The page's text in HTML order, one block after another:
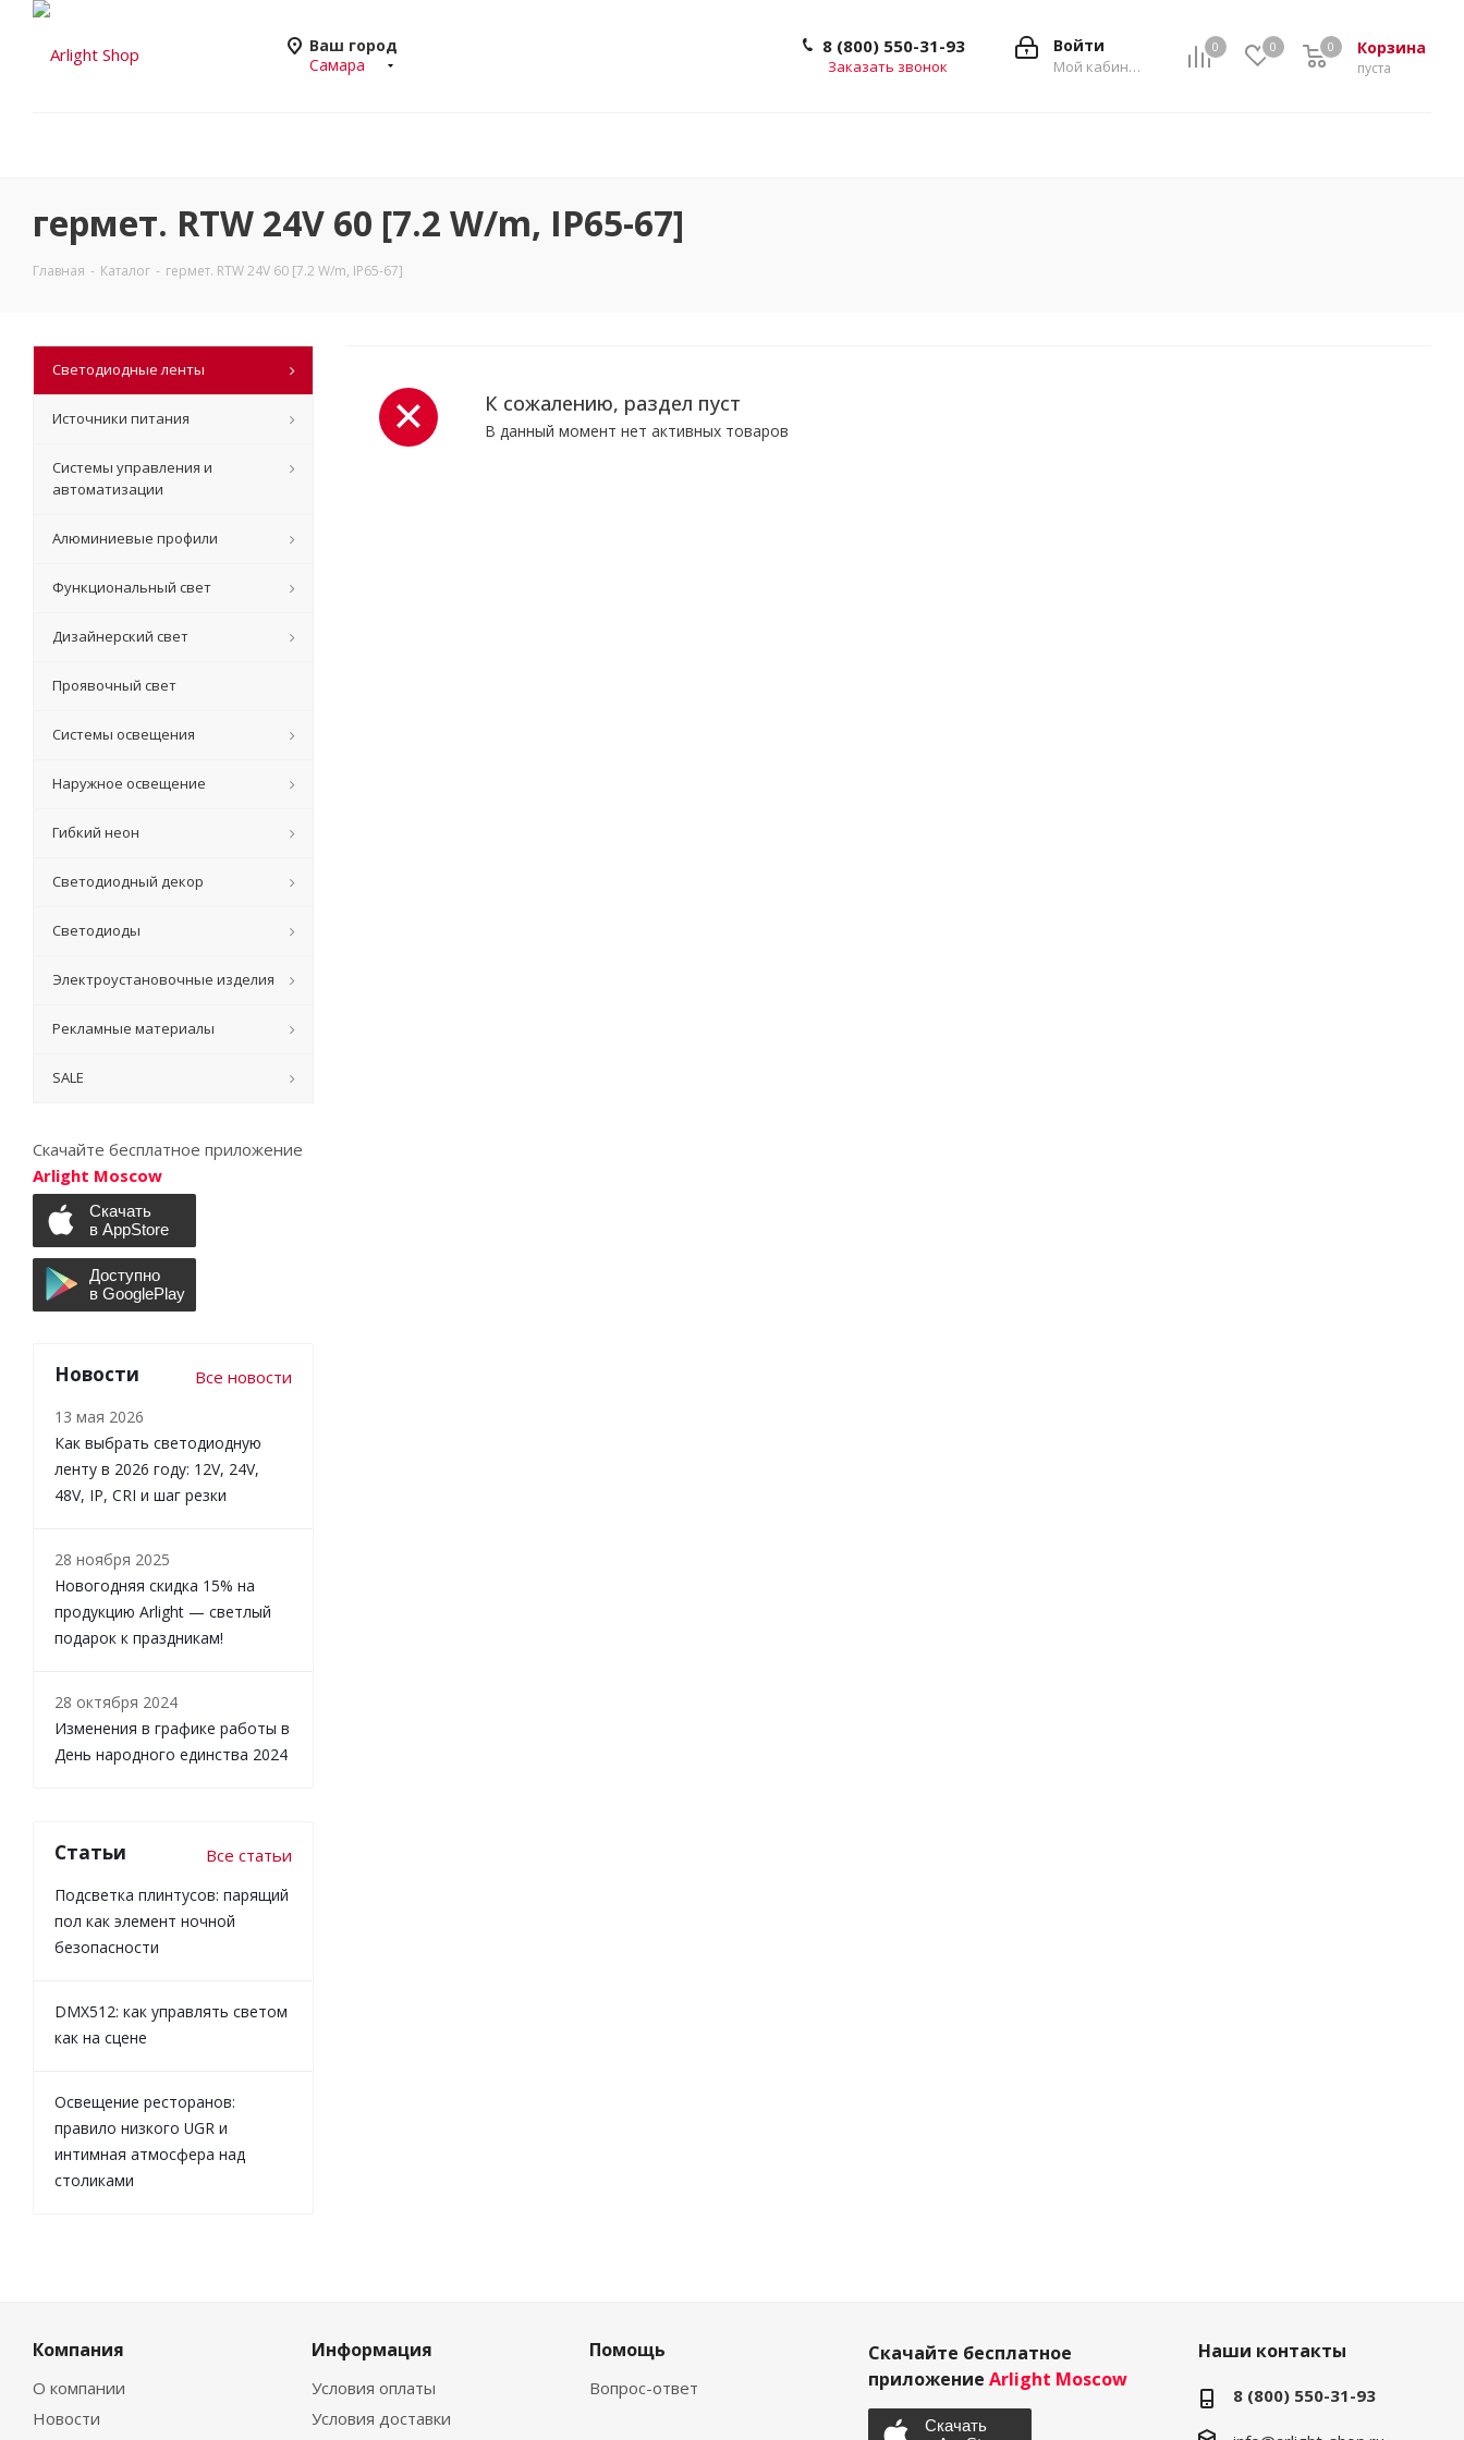
Ваш город
Самара
0 0 Корзина
0
пуста
0
Войти
Мой кабинет
8 (800) 550-31-93
Заказать звонок
гермет. RTW 24V 60 [7.2 W/m, IP65-67]
Главная - Каталог - гермет. RTW 24V 60 [7.2 W/m, IP65-67]
К сожалению, раздел пуст
В данный момент нет активных товаров
Светодиодные ленты
Источники питания
Системы управления и
автоматизации
Алюминиевые профили
Функциональный свет
Дизайнерский свет
Проявочный свет
Системы освещения
Наружное освещение
Гибкий неон
Светодиодный декор
Светодиоды
Электроустановочные изделия
Рекламные материалы
SALE
Скачайте бесплатное приложение
Arlight Moscow
Новости Все новости
13 мая 2026
Как выбрать светодиодную
ленту в 2026 году: 12V, 24V,
48V, IP, CRI и шаг резки
28 ноября 2025
Новогодняя скидка 15% на
продукцию Arlight — светлый
подарок к праздникам!
28 октября 2024
Изменения в графике работы в
День народного единства 2024
Статьи Все статьи
Подсветка плинтусов: парящий
пол как элемент ночной
безопасности
DMX512: как управлять светом
как на сцене
Освещение ресторанов:
правило низкого UGR и
интимная атмосфера над
столиками
Компания
О компании
Новости
Информация
Условия оплаты
Условия доставки
Помощь
Вопрос-ответ
Скачайте бесплатное
приложение Arlight Moscow
Наши контакты
8 (800) 550-31-93